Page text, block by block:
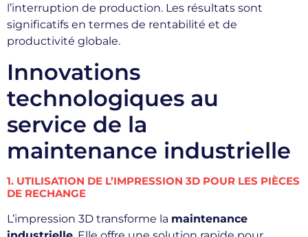
l’interruption de production. Les résultats sont
significatifs en termes de rentabilité et de
productivité globale.
Innovations
technologiques au
service de la
maintenance industrielle
1. UTILISATION DE L’IMPRESSION 3D POUR LES PIÈCES
DE RECHANGE
L’impression 3D transforme la maintenance